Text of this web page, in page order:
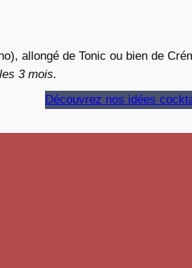
allongé de Tonic ou bien de
3 mois.
Découvrez nos idées